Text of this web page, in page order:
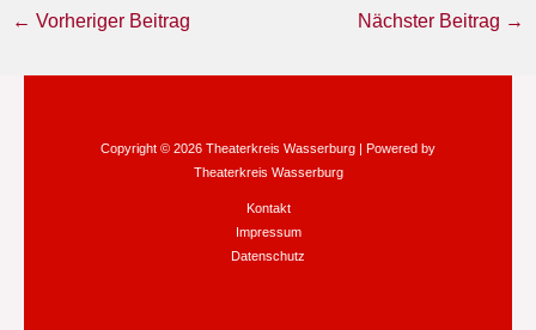
← Vorheriger Beitrag Nächster Beitrag →
Copyright © 2026 Theaterkreis Wasserburg | Powered by
Theaterkreis Wasserburg
Kontakt
Impressum
Datenschutz